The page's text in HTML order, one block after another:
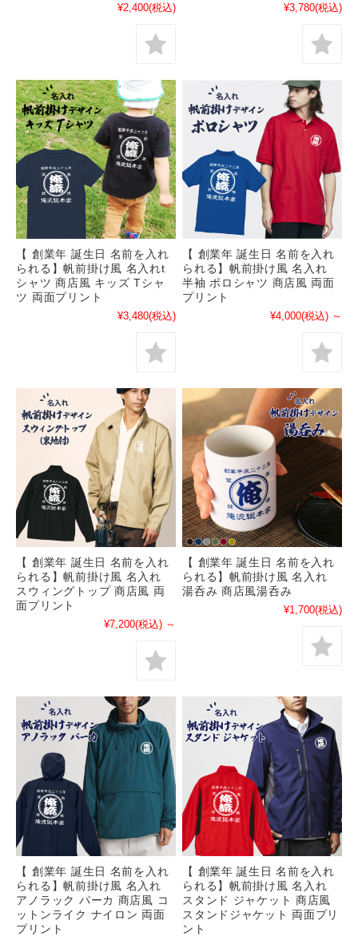
¥2,400(税込) ¥3,780(税込)
【 創業年 誕生日 名前を入れ
られる】帆前掛け風 名入れt
シャツ 商店風 キッズ Tシャ
ツ 両面プリント
¥3,480(税込)
【 創業年 誕生日 名前を入れ
られる】帆前掛け風 名入れ
半袖 ポロシャツ 商店風 両面
プリント
¥4,000(税込) ～
【 創業年 誕生日 名前を入れ
られる】帆前掛け風 名入れ
スウィングトップ 商店風 両
面プリント
¥7,200(税込) ～
【 創業年 誕生日 名前を入れ
られる】帆前掛け風 名入れ
湯呑み 商店風湯呑み
¥1,700(税込)
【 創業年 誕生日 名前を入れ
られる】帆前掛け風 名入れ
アノラック パーカ 商店風 コ
ットンライク ナイロン 両面
プリント
【 創業年 誕生日 名前を入れ
られる】帆前掛け風 名入れ
スタンド ジャケット 商店風
スタンドジャケット 両面プリ
ント